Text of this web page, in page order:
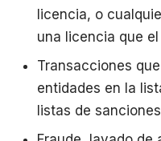
licencia, o
una licencia que
Transacciones
entidades en la
listas de